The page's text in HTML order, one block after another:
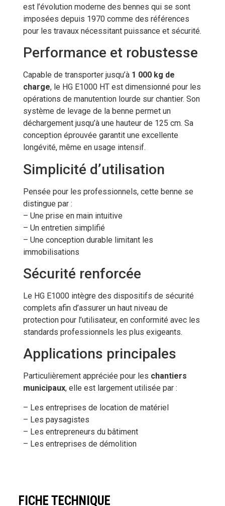
est l’évolution moderne des bennes qui se sont
imposées depuis 1970 comme des références
pour les travaux nécessitant puissance et sécurité.
Performance et robustesse
Capable de transporter jusqu’à 1 000 kg de
charge, le HG E1000 HT est dimensionné pour les
opérations de manutention lourde sur chantier. Son
système de levage de la benne permet un
déchargement jusqu’à une hauteur de 125 cm. Sa
conception éprouvée garantit une excellente
longévité, même en usage intensif.
Simplicité d’utilisation
Pensée pour les professionnels, cette benne se
distingue par :
– Une prise en main intuitive
– Un entretien simplifié
– Une conception durable limitant les
immobilisations
Sécurité renforcée
Le HG E1000 intègre des dispositifs de sécurité
complets afin d’assurer un haut niveau de
protection pour l’utilisateur, en conformité avec les
standards professionnels les plus exigeants.
Applications principales
Particulièrement appréciée pour les chantiers
municipaux, elle est largement utilisée par :
– Les entreprises de location de matériel
– Les paysagistes
– Les entrepreneurs du bâtiment
– Les entreprises de démolition
FICHE TECHNIQUE